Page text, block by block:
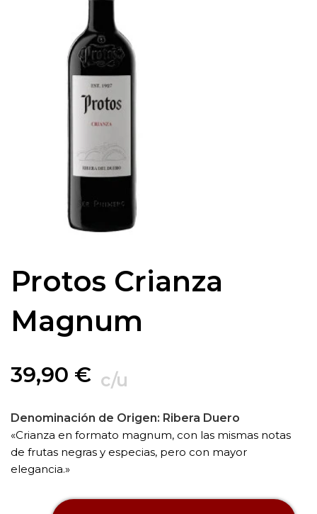
Protos Crianza
Magnum
39,90 € c/u
Denominación de Origen: Ribera Duero
«Crianza en formato magnum, con las mismas notas
de frutas negras y especias, pero con mayor
elegancia.»